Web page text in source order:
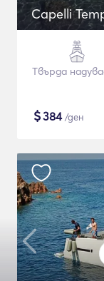
Capelli
Твърда
$384/ден